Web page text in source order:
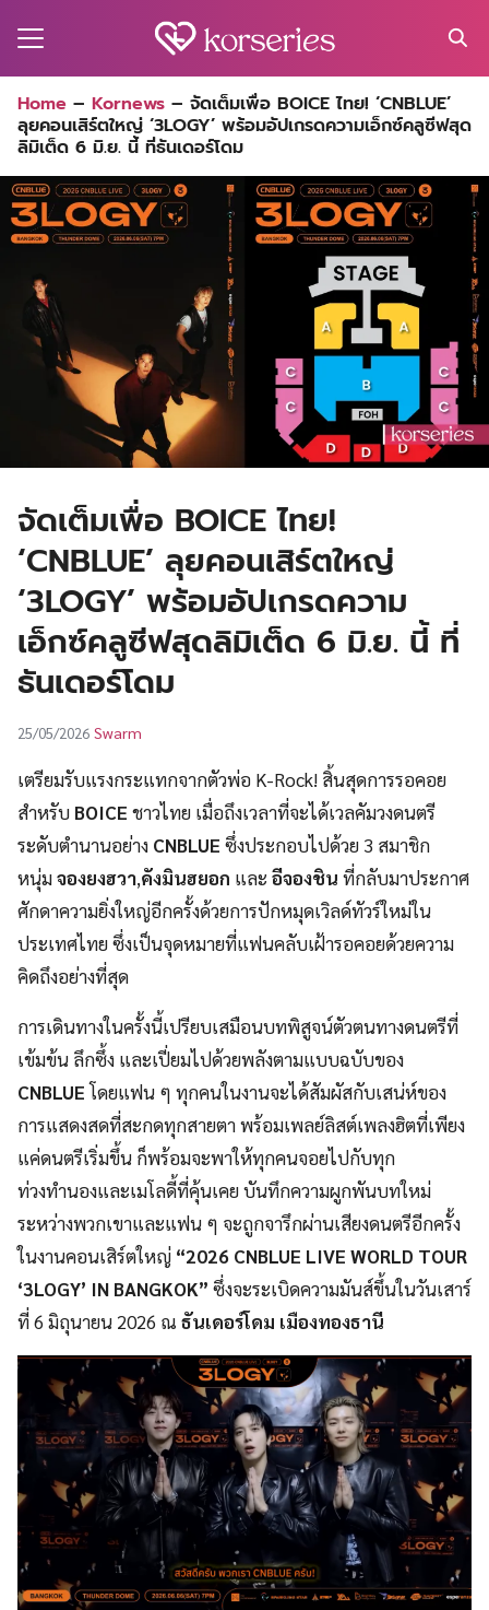
for:
Home – Kornews – จัดเต็มเพื่อ BOICE ไทย! ‘CNBLUE’
ลุยคอนเสิร์ตใหญ่ ‘3LOGY’ พร้อมอัปเกรดความเอ็กซ์คลูซีฟสุด
ลิมิเต็ด 6 มิ.ย. นี้ ที่ธันเดอร์โดม
จัดเต็มเพื่อ BOICE ไทย!
‘CNBLUE’ ลุยคอนเสิร์ตใหญ่
‘3LOGY’ พร้อมอัปเกรดความ
เอ็กซ์คลูซีฟสุดลิมิเต็ด 6 มิ.ย. นี้ ที่
ธันเดอร์โดม
25/05/2026 Swarm
เตรียมรับแรงกระแทกจากตัวพ่อ K-Rock! สิ้นสุดการรอคอย
สำหรับ BOICE ชาวไทย เมื่อถึงเวลาที่จะได้เวลคัมวงดนตรี
ระดับตำนานอย่าง CNBLUE ซึ่งประกอบไปด้วย 3 สมาชิก
หนุ่มจองยงฮวา,คังมินฮยอก และ อีจองชิน ที่กลับมาประกาศ
ศักดาความยิ่งใหญ่อีกครั้งด้วยการปักหมุดเวิลด์ทัวร์ใหม่ใน
ประเทศไทย ซึ่งเป็นจุดหมายที่แฟนคลับเฝ้ารอคอยด้วยความ
คิดถึงอย่างที่สุด
การเดินทางในครั้งนี้เปรียบเสมือนบทพิสูจน์ตัวตนทางดนตรีที่
เข้มข้น ลึกซึ้ง และเปี่ยมไปด้วยพลังตามแบบฉบับของ
CNBLUEโดยแฟน ๆ ทุกคนในงานจะได้สัมผัสกับเสน่ห์ของ
การแสดงสดที่สะกดทุกสายตา พร้อมเพลย์ลิสต์เพลงฮิตที่เพียง
แค่ดนตรีเริ่มขึ้น ก็พร้อมจะพาให้ทุกคนจอยไปกับทุก
ท่วงทำนองและเมโลดี้ที่คุ้นเคย บันทึกความผูกพันบทใหม่
ระหว่างพวกเขาและแฟน ๆ จะถูกจารึกผ่านเสียงดนตรีอีกครั้ง
ในงานคอนเสิร์ตใหญ่ “2026 CNBLUE LIVE WORLD TOUR
‘3LOGY’ IN BANGKOK” ซึ่งจะระเบิดความมันส์ขึ้นในวันเสาร์
ที่ 6 มิถุนายน 2026 ณ ธันเดอร์โดม เมืองทองธานี